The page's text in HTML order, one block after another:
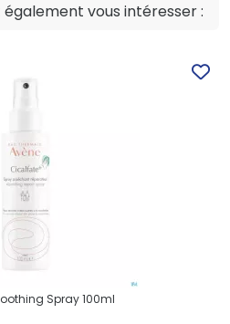
vous intéresser :
Spray 100ml